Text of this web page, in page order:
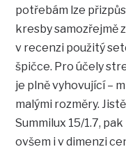
potřebám lze
kresby samozřejmě
v recenzi použitý
špičce. Pro účely
je plně vyhovující –
malými rozměry.
Summilux 15/1.7,
ovšem i v dimenzi